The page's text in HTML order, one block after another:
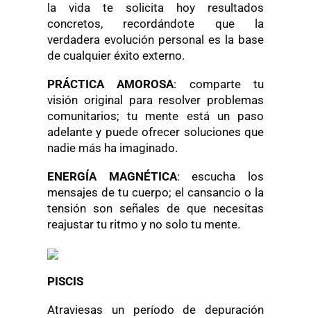
la vida te solicita hoy resultados
concretos, recordándote que la
verdadera evolución personal es la base
de cualquier éxito externo.
PRÁCTICA AMOROSA: comparte tu
visión original para resolver problemas
comunitarios; tu mente está un paso
adelante y puede ofrecer soluciones que
nadie más ha imaginado.
ENERGÍA MAGNÉTICA: escucha los
mensajes de tu cuerpo; el cansancio o la
tensión son señales de que necesitas
reajustar tu ritmo y no solo tu mente.
PISCIS
Atraviesas un período de depuración